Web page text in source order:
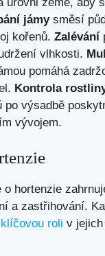
jámysměsí
kořenů. Zalévání
vlhkosti.
pomáhá
Kontrola
po výsadbě
vývojem.
o hortenzie
a zastřihování.
roli v